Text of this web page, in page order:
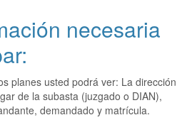
necesaria
planes usted podrá ver: La dirección
de la subasta (juzgado o DIAN),
demandado y matrícula.